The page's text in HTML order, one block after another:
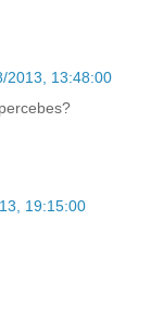
2013, 13:48:00
19:15:00